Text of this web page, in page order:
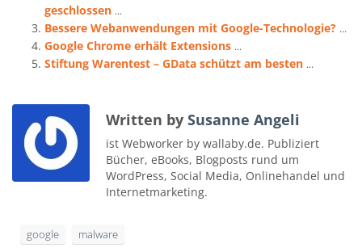
geschlossen ...
Bessere Webanwendungen mit Google-Technologie? ...
Google Chrome erhält Extensions ...
Stiftung Warentest – GData schützt am besten ...
Written by Susanne Angeli
ist Webworker by wallaby.de. Publiziert
Bücher, eBooks, Blogposts rund um
WordPress, Social Media, Onlinehandel und
Internetmarketing.
google malware